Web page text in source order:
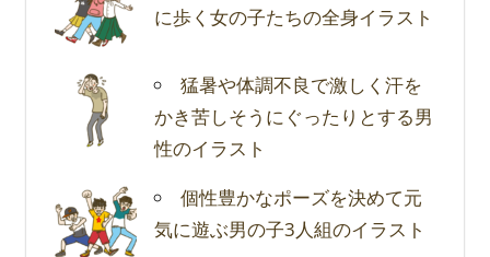
に歩く女の子たちの全身イラスト
猛暑や体調不良で激しく汗を
かき苦しそうにぐったりとする男
性のイラスト
個性豊かなポーズを決めて元
気に遊ぶ男の子3人組のイラスト